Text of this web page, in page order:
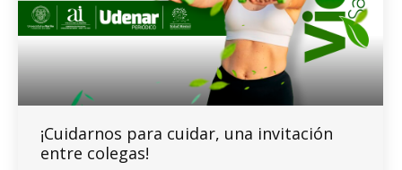
¡Cuidarnos para cuidar, una invitación
entre colegas!